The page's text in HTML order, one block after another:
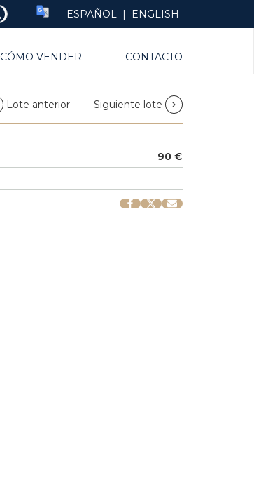
ESPAÑOL | ENGLISH
CÓMO VENDER CONTACTO
Lote anterior Siguiente lote
90 €